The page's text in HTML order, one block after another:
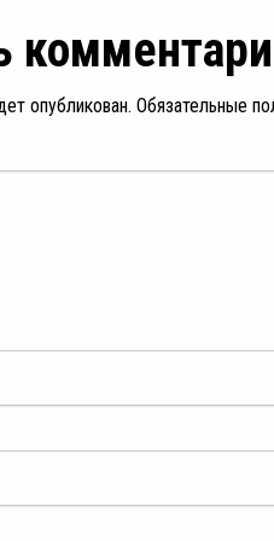
опубликован. Обязательные